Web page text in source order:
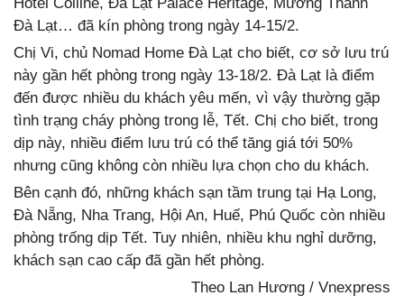
Đà Lạt… đã kín phòng trong ngày 14-15/2.
Chị Vi, chủ Nomad Home Đà Lạt cho biết, cơ sở lưu trú
này gần hết phòng trong ngày 13-18/2. Đà Lạt là điểm
đến được nhiều du khách yêu mến, vì vậy thường gặp
tình trạng cháy phòng trong lễ, Tết. Chị cho biết, trong
dịp này, nhiều điểm lưu trú có thể tăng giá tới 50%
nhưng cũng không còn nhiều lựa chọn cho du khách.
Bên cạnh đó, những khách sạn tầm trung tại Hạ Long,
Đà Nẵng, Nha Trang, Hội An, Huế, Phú Quốc còn nhiều
phòng trống dịp Tết. Tuy nhiên, nhiều khu nghỉ dưỡng,
khách sạn cao cấp đã gần hết phòng.
Theo Lan Hương / Vnexpress